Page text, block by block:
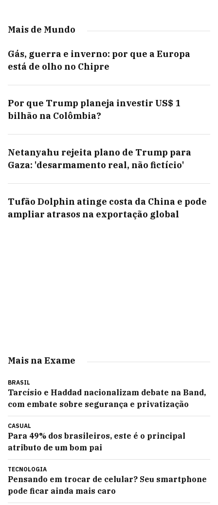
Mais de Mundo
Gás, guerra e inverno: por que a Europa
está de olho no Chipre
Por que Trump planeja investir US$ 1
bilhão na Colômbia?
Netanyahu rejeita plano de Trump para
Gaza: 'desarmamento real, não fictício'
Tufão Dolphin atinge costa da China e pode
ampliar atrasos na exportação global
Mais na Exame
BRASIL
Tarcísio e Haddad nacionalizam debate na Band,
com embate sobre segurança e privatização
CASUAL
Para 49% dos brasileiros, este é o principal
atributo de um bom pai
TECNOLOGIA
Pensando em trocar de celular? Seu smartphone
pode ficar ainda mais caro